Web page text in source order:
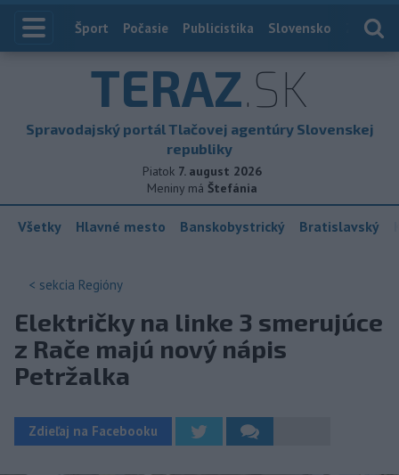
Index
Šport Počasie Publicistika Slovensko
TERAZ.SK
Spravodajský portál Tlačovej agentúry Slovenskej
republiky
Piatok 7. august 2026
Meniny má Štefánia
Všetky Hlavné mesto Banskobystrický Bratislavský
< sekcia Regióny
Električky na linke 3 smerujúce
z Rače majú nový nápis
Petržalka
Zdieľaj na Facebooku